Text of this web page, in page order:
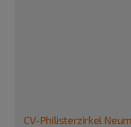
CV-Philisterzirkel